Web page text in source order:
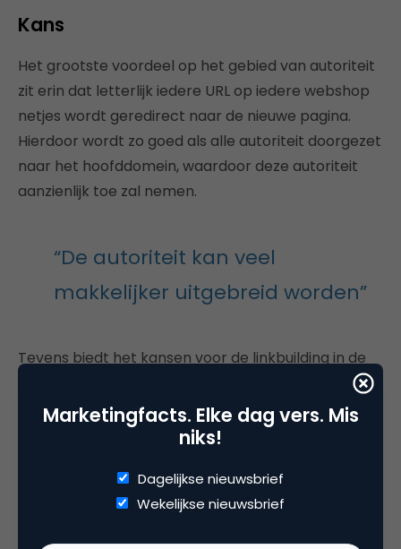
Kans
Het grootste voordeel op het gebied van autoriteit
zit erin dat letterlijk iedere URL op iedere webshop
netjes wordt geredirect naar de nieuwe pagina.
Hierdoor wordt zo goed als alle autoriteit doorgezet
naar het hoofddomein, waardoor deze autoriteit
aanzienlijk toe zal nemen.
“De autoriteit kan veel
makkelijker uitgebreid worden”
Tevens biedt het kansen voor de linkbuilding in de
toekomst. Wanneer je samenwerkingsverbanden
op wilt zetten en andere partijen wilt benaderen,
hoef je dit niet langer voor 360 websites te doen,
autoriteit veel makkelijker uitgebreid worden.
Bovendien profiteert de gehele website nu mee
Marketingfacts. Elke dag vers. Mis
niks!
Dagelijkse nieuwsbrief
Wekelijkse nieuwsbrief